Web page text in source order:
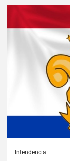
Intendencia